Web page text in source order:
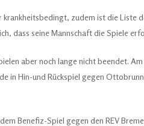
krankheitsbedingt, zudem ist die Liste
dass seine Mannschaft die Spiele
aber noch lange nicht beendet.
in Hin-und Rückspiel gegen
Benefiz-Spiel gegen den REV